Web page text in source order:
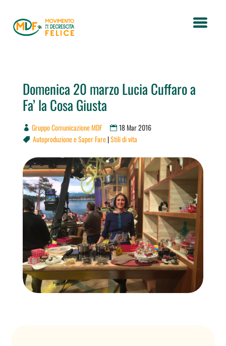
Domenica 20 marzo Lucia Cuffaro a
Fa’ la Cosa Giusta
Gruppo Comunicazione MDF 18 Mar 2016
 Autoproduzione e Saper Fare|Stili di vita